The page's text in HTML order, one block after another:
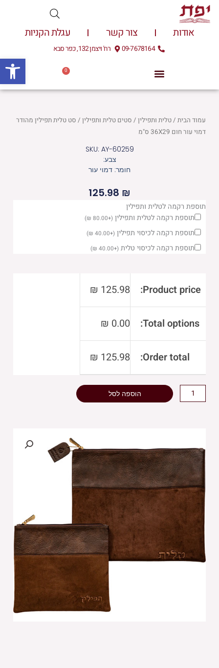
דילוג
לתוכן
אודות צור קשר עגלת הקניות
09-7678164 רח' ויצמן 132, כפר סבא
0
עגלת
עמוד הבית/טלית ותפילין/ סטים טלית ותפילין/ סט טלית תפילין מהודר
דמוי עור חום 36X29 ס"מ
SKU: AY-60259
צבע:
חומר: דמוי עור
125.98 ₪
תוספת רקמה לטלית ותפילין
תוספת רקמה לטלית ותפילין (
+
80.00
₪
)
תוספת רקמה לכיסוי תפילין (
+
40.00
₪
)
תוספת רקמה לכיסוי טלית (
+
40.00
₪
)
Product price:
125.98
₪
Total options:
0.00
₪
Order total:
125.98
₪
כמות
של
סט
טלית
דמוי
36X29
ס"מ
הוספה לסל